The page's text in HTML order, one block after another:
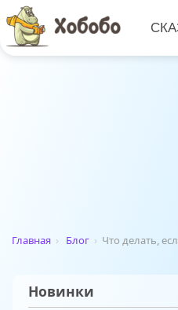
Главная › Блог › Что делать,
Новинки